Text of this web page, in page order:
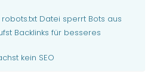
robots.txt Datei sperrt Bots aus
Backlinks für besseres
kein SEO